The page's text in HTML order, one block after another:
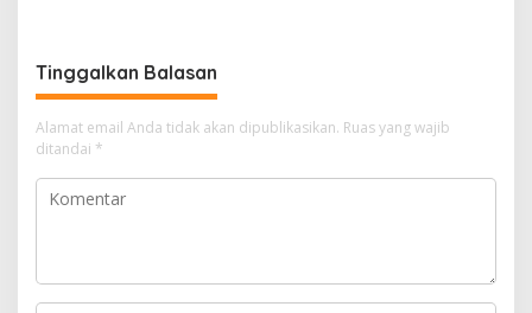
Tinggalkan Balasan
Alamat email Anda tidak akan dipublikasikan. Ruas yang wajib
ditandai *